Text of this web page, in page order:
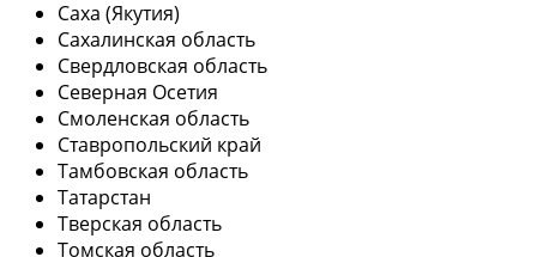
Саха (Якутия)
Сахалинская область
Свердловская область
Северная Осетия
Смоленская область
Ставропольский край
Тамбовская область
Татарстан
Тверская область
Томская область